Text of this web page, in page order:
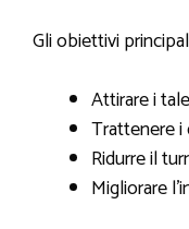
Gli obiettivi
Attirare i
Trattenere
Ridurre il
Migliorare